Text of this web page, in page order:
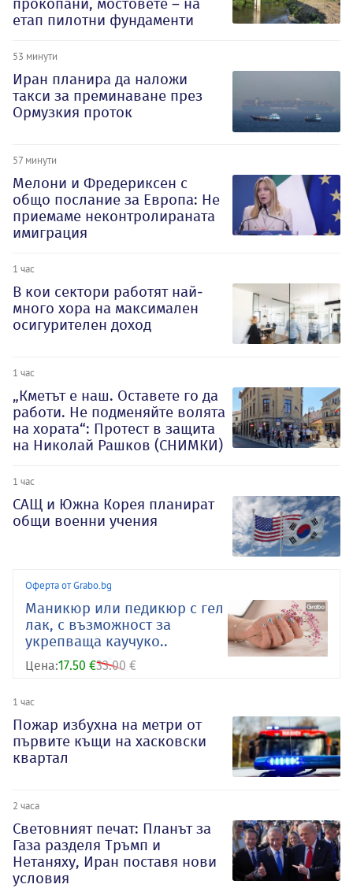
прокопани, мостовете – на
етап пилотни фундаменти
53 минути
Иран планира да наложи
такси за преминаване през
Ормузкия проток
57 минути
Мелони и Фредериксен с
общо послание за Европа: Не
приемаме неконтролираната
имиграция
1 час
В кои сектори работят най-
много хора на максимален
осигурителен доход
1 час
„Кметът е наш. Оставете го да
работи. Не подменяйте волята
на хората“: Протест в защита
на Николай Рашков (СНИМКИ)
1 час
САЩ и Южна Корея планират
общи военни учения
Оферта от Grabo.bg
Маникюр или педикюр с гел
лак, с възможност за
укрепваща каучуко..
Цена:17.50 €33.00 €
1 час
Пожар избухна на метри от
първите къщи на хасковски
квартал
2 часа
Световният печат: Планът за
Газа разделя Тръмп и
Нетаняху, Иран поставя нови
условия